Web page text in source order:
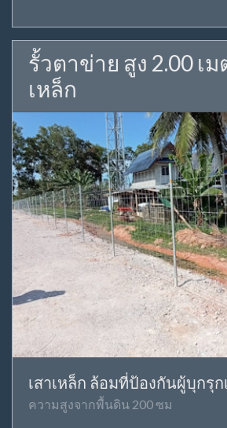
รั้วตาข่าย สูง 2.00 เม
เหล็ก
เสาเหล็ก ล้อมที่ป้องกันผู้บุกรุก
ความสูงจากพื้นดิน 200 ซม